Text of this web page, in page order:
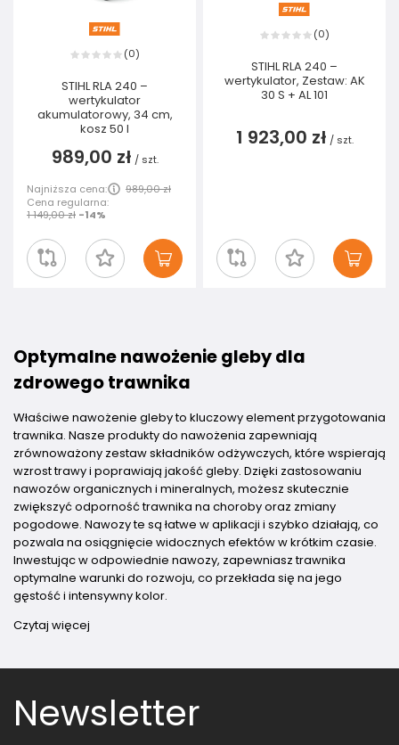
(0)
STIHL RLA 240 –
wertykulator
akumulatorowy, 34 cm,
kosz 50 l
989,00 zł / szt.
Najniższa cena:
989,00 zł
Cena regularna:
1 149,00 zł -14%
(0)
STIHL RLA 240 –
wertykulator, Zestaw: AK
30 S + AL 101
1 923,00 zł / szt.
Optymalne nawożenie gleby dla
zdrowego trawnika
Właściwe nawożenie gleby to kluczowy element przygotowania
trawnika. Nasze produkty do nawożenia zapewniają
zrównoważony zestaw składników odżywczych, które wspierają
wzrost trawy i poprawiają jakość gleby. Dzięki zastosowaniu
nawozów organicznych i mineralnych, możesz skutecznie
zwiększyć odporność trawnika na choroby oraz zmiany
pogodowe. Nawozy te są łatwe w aplikacji i szybko działają, co
pozwala na osiągnięcie widocznych efektów w krótkim czasie.
Inwestując w odpowiednie nawozy, zapewniasz trawnika
optymalne warunki do rozwoju, co przekłada się na jego
gęstość i intensywny kolor.
Czytaj więcej
Newsletter